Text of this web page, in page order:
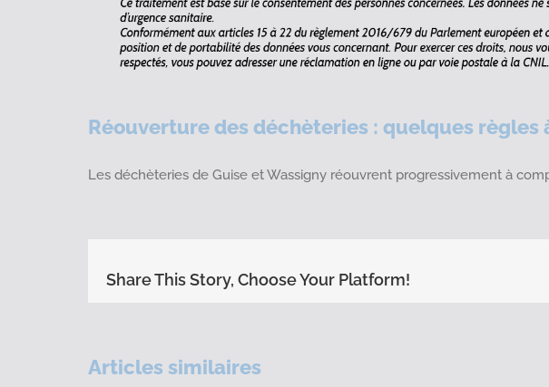
Réouverture des déchèteries : quelques règles
Les déchèteries de Guise et Wassigny réouvrent progressivement à
Share This Story, Choose Your Platform!
Articles similaires